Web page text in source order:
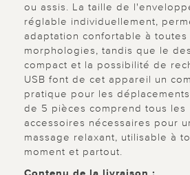
ou assis. La taille de
réglable individuellement,
adaptation confortable à toutes
morphologies, tandis que le
compact et la possibilité de
USB font de cet appareil un
pratique pour les
de 5 pièces comprend tous les
accessoires nécessaires pour
massage relaxant, utilisable à
moment et partout.